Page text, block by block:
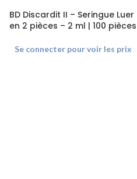
BD Discardit II – Seringue Luer
en 2 pièces – 2 ml | 100 pièces
Se connecter pour voir les prix